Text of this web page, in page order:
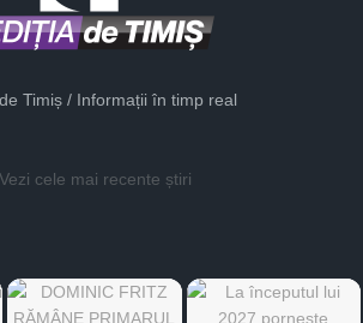
Timiș / Informații în timp real
Vezi cele mai recente știri